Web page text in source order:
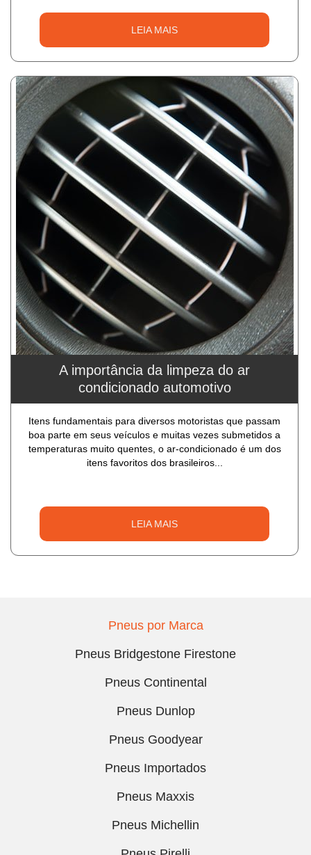
LEIA MAIS
A importância da limpeza do ar
condicionado automotivo
Itens fundamentais para diversos motoristas que passam
boa parte em seus veículos e muitas vezes submetidos a
temperaturas muito quentes, o ar-condicionado é um dos
itens favoritos dos brasileiros...
LEIA MAIS
Pneus por Marca
Pneus Bridgestone Firestone
Pneus Continental
Pneus Dunlop
Pneus Goodyear
Pneus Importados
Pneus Maxxis
Pneus Michellin